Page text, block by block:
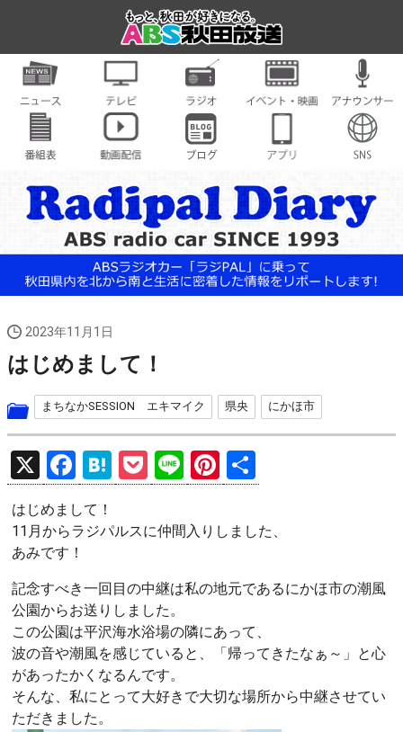
2023年11月1日
はじめまして！
まちなかSESSION エキマイク 県央 にかほ市
X
F
a
ce
b
o
o
k
H
at
e
a
P
o
ck
Li
n
e
Pi
nt
er
t
有
はじめまして！
11月からラジパルスに仲間入りしました、
あみです！
記念すべき一回目の中継は私の地元であるにかほ市の潮風
公園からお送りしました。
この公園は平沢海水浴場の隣にあって、
波の音や潮風を感じていると、「帰ってきたなぁ～」と心
があったかくなるんです。
そんな、私にとって大好きで大切な場所から中継させてい
ただきました。